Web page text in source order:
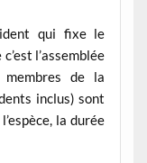
qui fixe le
l’assemblée
de la
inclus) sont
la durée